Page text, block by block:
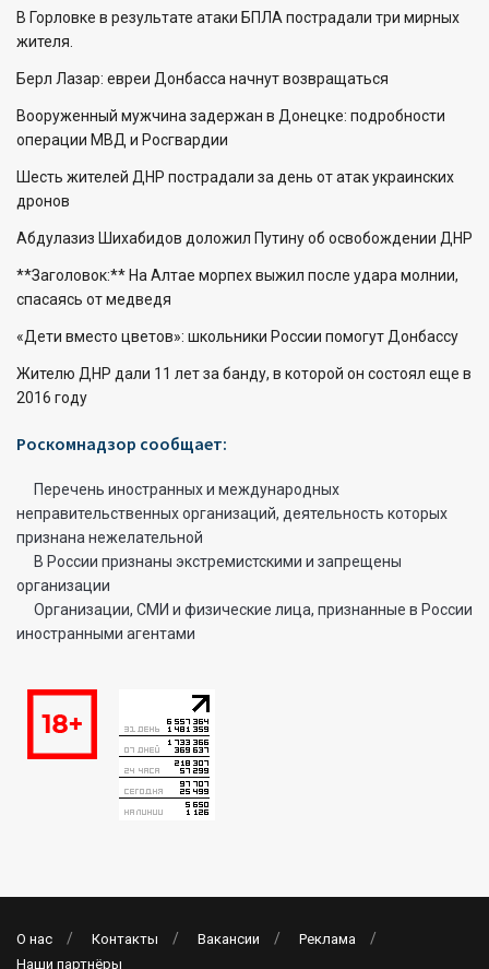
В Горловке в результате атаки БПЛА пострадали три мирных
жителя.
Берл Лазар: евреи Донбасса начнут возвращаться
Вооруженный мужчина задержан в Донецке: подробности
операции МВД и Росгвардии
Шесть жителей ДНР пострадали за день от атак украинских
дронов
Абдулазиз Шихабидов доложил Путину об освобождении ДНР
**Заголовок:** На Алтае морпех выжил после удара молнии,
спасаясь от медведя
«Дети вместо цветов»: школьники России помогут Донбассу
Жителю ДНР дали 11 лет за банду, в которой он состоял еще в
2016 году
Роскомнадзор сообщает:
Перечень иностранных и международных
неправительственных организаций, деятельность которых
признана нежелательной
В России признаны экстремистскими и запрещены
организации
Организации, СМИ и физические лица, признанные в России
иностранными агентами
О нас Контакты Вакансии
Реклама
Наши партнёры